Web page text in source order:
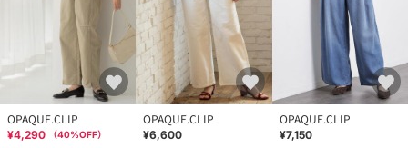
OPAQUE.CLIP
¥4,290 （40%OFF）
OPAQUE.CLIP
¥6,600
OPAQUE.CLIP
¥7,150